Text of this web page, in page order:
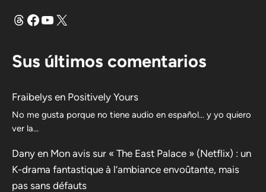
Hilos
Facebook
YouTube
X
Sus últimos comentarios
Fraibelys en Positively Yours
No me gusta porque no tiene audio en español... y yo quiero
ver la...
Dany en Mon avis sur « The East Palace » (Netflix) : un
K-drama fantastique à l’ambiance envoûtante, mais
pas sans défauts